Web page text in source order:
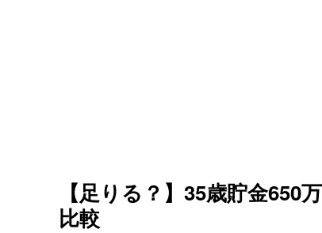
【足りる？】35歳貯金650
比較